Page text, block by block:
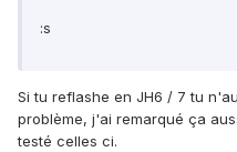
:s
Si tu reflashe en JH6 / 7 tu
problème, j'ai remarqué ça
testé celles ci.